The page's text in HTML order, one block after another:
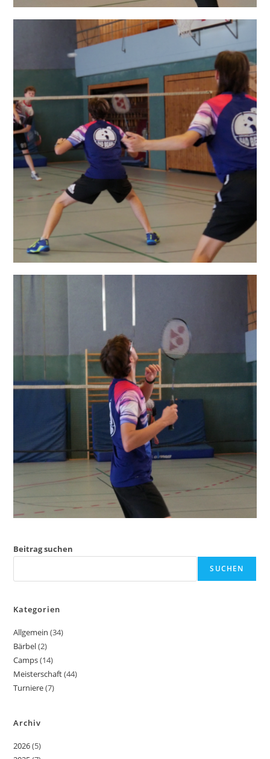
Beitrag suchen
SUCHEN
Kategorien
Allgemein (34)
Bärbel(2)
Camps(14)
Meisterschaft(44)
Turniere(7)
Archiv
2026(5)